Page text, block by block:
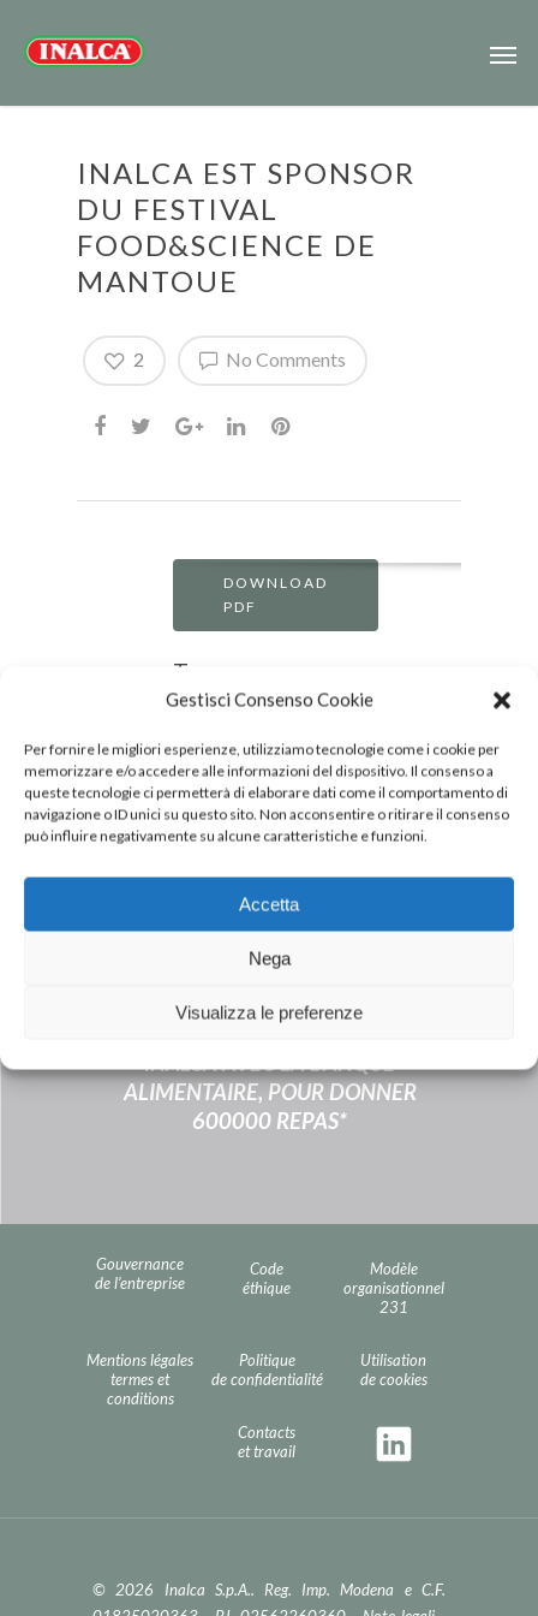
Gestisci Consenso Cookie
Per fornire le migliori esperienze, utilizziamo tecnologie come i cookie per
memorizzare e/o accedere alle informazioni del dispositivo. Il consenso a
queste tecnologie ci permetterà di elaborare dati come il comportamento di
navigazione o ID unici su questo sito. Non acconsentire o ritirare il consenso
può influire negativamente su alcune caratteristiche e funzioni.
Accetta
Nega
Visualizza le preferenze
INALCA EST SPONSOR
DU FESTIVAL
FOOD&SCIENCE DE
MANTOUE
No Comments
2
DOWNLOAD
PDF
Tags:
Alimentare
Next Post
INALCA AVEC LA BANQUE
ALIMENTAIRE, POUR DONNER
600000 REPAS*
Gouvernance
de l’entreprise
Code
éthique
Modèle
organisationnel
231
Mentions légales
termes et
conditions
Politique
de confidentialité
Utilisation
de cookies
Contacts
et travail
© 2026 Inalca S.p.A.. Reg. Imp. Modena e C.F.